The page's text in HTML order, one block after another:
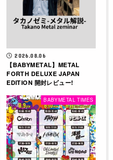
2026.08.06
【BABYMETAL】METAL
FORTH DELUXE JAPAN
EDITION 開封レビュー!
BABYMETAL TIMES